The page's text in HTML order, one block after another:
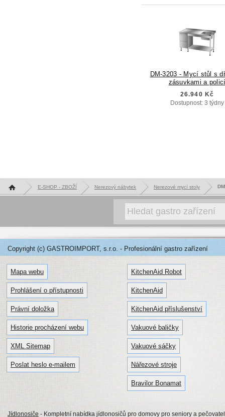
DM-3203 - Mycí stůl s
zásuvkami a
26.940 Kč
Dostupnost: 3 týdny
Hlavní stránka E-SHOP - ZBOŽÍ Nerezový nábytek Nerezové mycí stoly
Copyright (c) GASTROIMPORT, s.r.o. - Profesionální gastro zařízení
Mapa webu
Prohlášení o přístupnosti
Právní doložka
Historie procházení webu
XML Sitemap
Poslat heslo e-mailem
KitchenAid Robot
KitchenAid
KitchenAid příslušenství
Vakuové baličky
Vakuové sáčky
Nářezové stroje
Bravilor Bonamat
Jídlonosiče - Kompletní nabídka jídlonosičů pro domovy pro seniory a